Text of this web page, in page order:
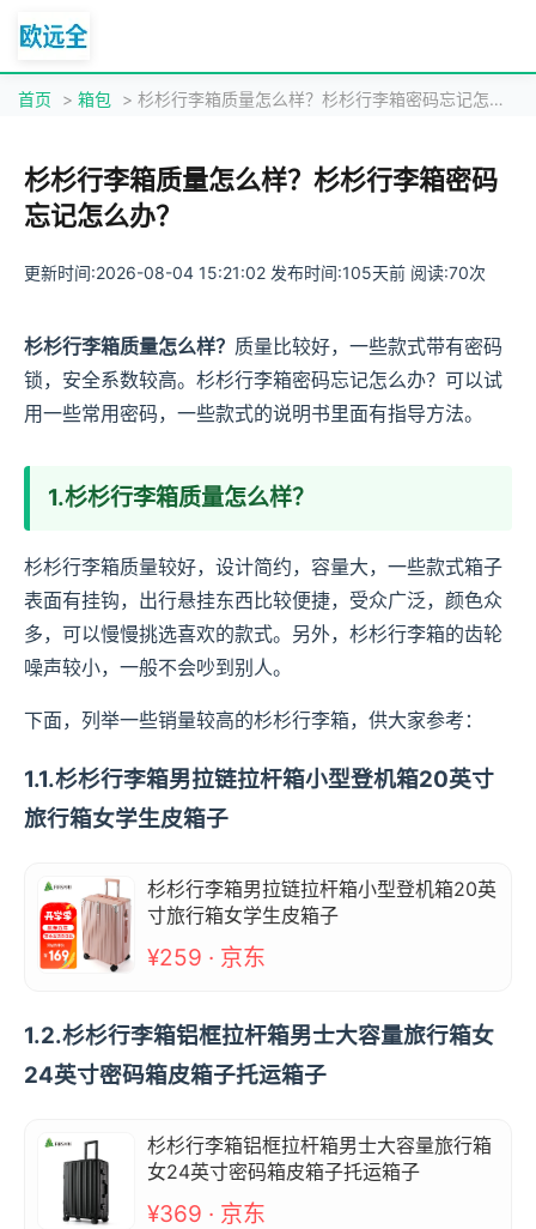
首页 > 箱包 > 杉杉行李箱质量怎么样？杉杉行李箱密码忘记怎么办？
杉杉行李箱质量怎么样？杉杉行李箱密码
忘记怎么办？
更新时间:2026-08-04 15:21:02 发布时间:105天前 阅读:70次
杉杉行李箱质量怎么样？ 质量比较好，一些款式带有密码
锁，安全系数较高。杉杉行李箱密码忘记怎么办？可以试
用一些常用密码，一些款式的说明书里面有指导方法。
1.杉杉行李箱质量怎么样？
杉杉行李箱质量较好，设计简约，容量大，一些款式箱子
表面有挂钩，出行悬挂东西比较便捷，受众广泛，颜色众
多，可以慢慢挑选喜欢的款式。另外，杉杉行李箱的齿轮
噪声较小，一般不会吵到别人。
下面，列举一些销量较高的杉杉行李箱，供大家参考：
1.1.杉杉行李箱男拉链拉杆箱小型登机箱20英寸
旅行箱女学生皮箱子
杉杉行李箱男拉链拉杆箱小型登机箱20英
寸旅行箱女学生皮箱子
¥259 · 京东
1.2.杉杉行李箱铝框拉杆箱男士大容量旅行箱女
24英寸密码箱皮箱子托运箱子
杉杉行李箱铝框拉杆箱男士大容量旅行箱
女24英寸密码箱皮箱子托运箱子
¥369 · 京东